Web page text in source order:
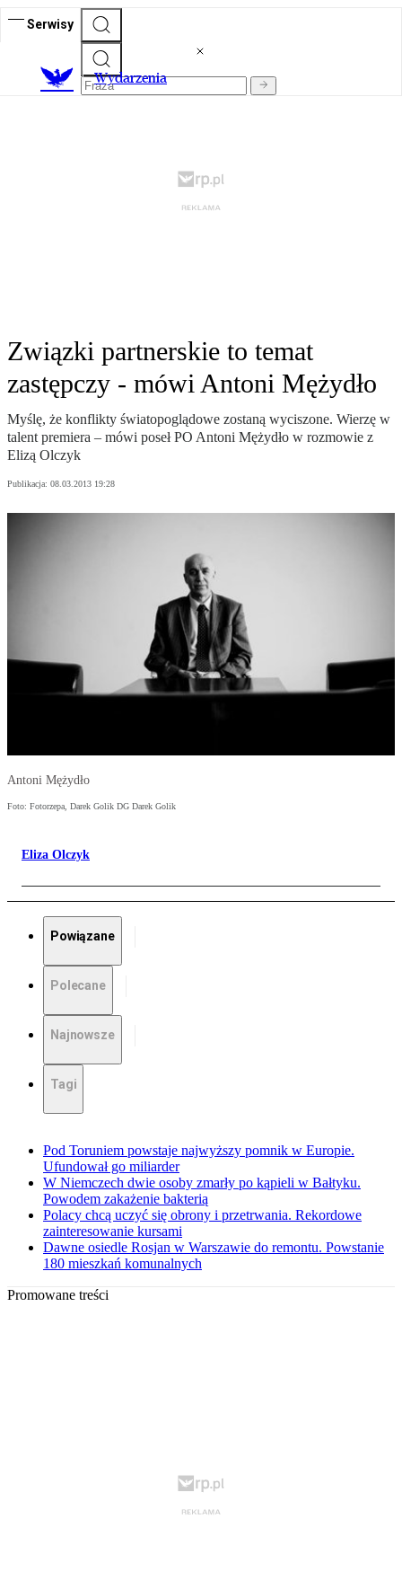
Serwisy
Wydarzenia
Związki partnerskie to temat
zastępczy - mówi Antoni Mężydło
Myślę, że konflikty światopoglądowe zostaną wyciszone. Wierzę w
talent premiera – mówi poseł PO Antoni Mężydło w rozmowie z
Elizą Olczyk
Publikacja: 08.03.2013 19:28
Antoni Mężydło
Foto: Fotorzepa, Darek Golik DG Darek Golik
Eliza Olczyk
Powiązane
Polecane
Najnowsze
Tagi
Pod Toruniem powstaje najwyższy pomnik w Europie.
Ufundował go miliarder
W Niemczech dwie osoby zmarły po kąpieli w Bałtyku.
Powodem zakażenie bakterią
Polacy chcą uczyć się obrony i przetrwania. Rekordowe
zainteresowanie kursami
Dawne osiedle Rosjan w Warszawie do remontu. Powstanie
180 mieszkań komunalnych
Promowane treści